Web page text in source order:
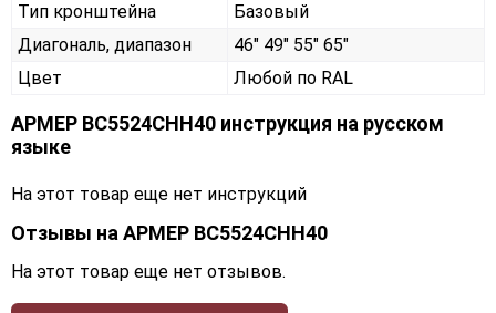
Тип кронштейна
Базовый
Диагональ, диапазон
46" 49" 55" 65"
Цвет
Любой по RAL
АРМЕР ВС5524СНН40 инструкция на русском
языке
На этот товар еще нет инструкций
Отзывы наАРМЕР ВС5524СНН40
На этот товар еще нет отзывов.